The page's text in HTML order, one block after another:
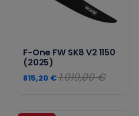
F-One FW SK8 V2 1150
(2025)
815,20 €1.019,00 €